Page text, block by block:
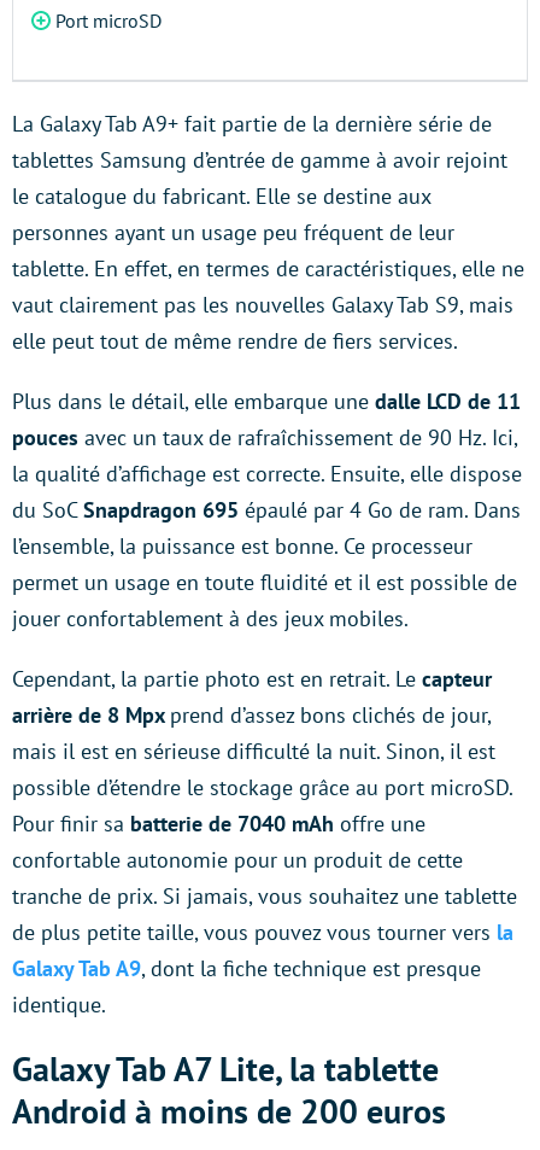
Port microSD
La Galaxy Tab A9+ fait partie de la dernière série de
tablettes Samsung d’entrée de gamme à avoir rejoint
le catalogue du fabricant. Elle se destine aux
personnes ayant un usage peu fréquent de leur
tablette. En effet, en termes de caractéristiques, elle ne
vaut clairement pas les nouvelles Galaxy Tab S9, mais
elle peut tout de même rendre de fiers services.
Plus dans le détail, elle embarque une dalle LCD de 11
pouces avec un taux de rafraîchissement de 90 Hz. Ici,
la qualité d’affichage est correcte. Ensuite, elle dispose
du SoCSnapdragon 695 épaulé par 4 Go de ram. Dans
l’ensemble, la puissance est bonne. Ce processeur
permet un usage en toute fluidité et il est possible de
jouer confortablement à des jeux mobiles.
Cependant, la partie photo est en retrait. Le capteur
arrière de 8 Mpx prend d’assez bons clichés de jour,
mais il est en sérieuse difficulté la nuit. Sinon, il est
possible d’étendre le stockage grâce au port microSD.
Pour finir sa batterie de 7040 mAh offre une
confortable autonomie pour un produit de cette
tranche de prix. Si jamais, vous souhaitez une tablette
de plus petite taille, vous pouvez vous tourner vers la
Galaxy Tab A9, dont la fiche technique est presque
identique.
Galaxy Tab A7 Lite, la tablette
Android à moins de 200 euros